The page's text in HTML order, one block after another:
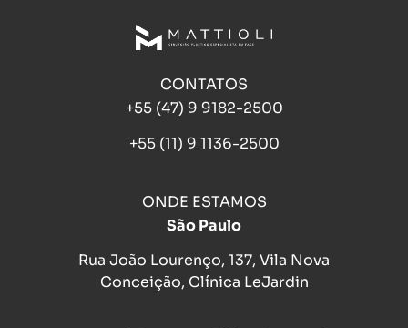
CONTATOS
+55 (47) 9 9182-2500
+55 (11) 9 1136-2500
ONDE ESTAMOS
São Paulo
Rua João Lourenço, 137, Vila Nova
Conceição, Clínica LeJardin